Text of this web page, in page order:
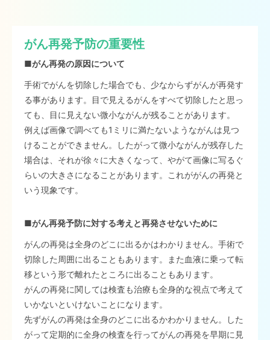
がん再発予防の重要性
■がん再発の原因について
手術でがんを切除した場合でも、少なからずがんが再発す
る事があります。目で見えるがんをすべて切除したと思っ
ても、目に見えない微小ながんが残ることがあります。
例えば画像で調べても1ミリに満たないようながんは見つ
けることができません。したがって微小ながんが残存した
場合は、それが徐々に大きくなって、やがて画像に写るぐ
らいの大きさになることがあります。これががんの再発と
いう現象です。
■がん再発予防に対する考えと再発させないために
がんの再発は全身のどこに出るかはわかりません。手術で
切除した周囲に出ることもあります。また血液に乗って転
移という形で離れたところに出ることもあります。
がんの再発に関しては検査も治療も全身的な視点で考えて
いかないといけないことになります。
先ずがんの再発は全身のどこに出るかわかりません。した
がって定期的に全身の検査を行ってがんの再発を早期に見